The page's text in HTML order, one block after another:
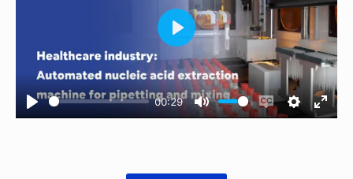
00:29